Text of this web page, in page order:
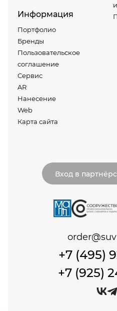
Информация
Портфолио
Бренды
Пользовательское
соглашение
Сервис
AR
Нанесение
Web
Карта сайта
Вход в
+7 (495)
+7 (925)